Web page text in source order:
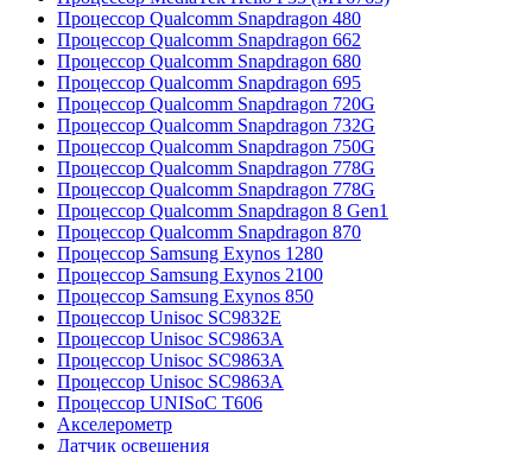
Процессор Qualcomm Snapdragon 480
Процессор Qualcomm Snapdragon 662
Процессор Qualcomm Snapdragon 680
Процессор Qualcomm Snapdragon 695
Процессор Qualcomm Snapdragon 720G
Процессор Qualcomm Snapdragon 732G
Процессор Qualcomm Snapdragon 750G
Процессор Qualcomm Snapdragon 778G
Процессор Qualcomm Snapdragon 778G
Процессор Qualcomm Snapdragon 8 Gen1
Процессор Qualcomm Snapdragon 870
Процессор Samsung Exynos 1280
Процессор Samsung Exynos 2100
Процессор Samsung Exynos 850
Процессор Unisoc SC9832E
Процессор Unisoc SC9863A
Процессор Unisoc SC9863A
Процессор Unisoc SC9863A
Процессор UNISoC T606
Акселерометр
Датчик освещения